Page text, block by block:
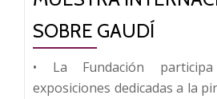
SOBRE GAUDÍ
• La Fundación
exposiciones dedicadas a la